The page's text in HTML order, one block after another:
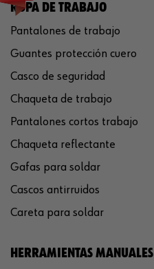
ROPA DE TRABAJO
Pantalones de trabajo
Guantes protección cuero
Casco de seguridad
Chaqueta de trabajo
Pantalones cortos trabajo
Chaqueta reflectante
Gafas para soldar
Cascos antirruidos
Careta para soldar
HERRAMIENTAS MANUALES